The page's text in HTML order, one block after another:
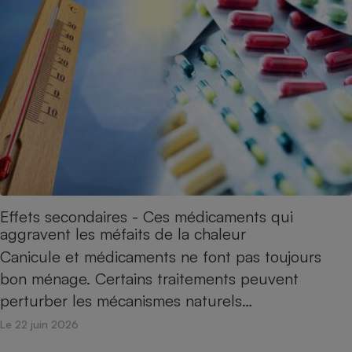
Effets secondaires - Ces médicaments qui
aggravent les méfaits de la chaleur
Canicule et médicaments ne font pas toujours
bon ménage. Certains traitements peuvent
perturber les mécanismes naturels…
Le 22 juin 2026